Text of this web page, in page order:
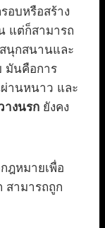
อบหรือสร้าง
แต่ก็สามารถ
นุกสนานและ
มันคือการ
านหนาว และ
างนรก ยังคง
ฎหมายเพื่อ
สามารถถูก